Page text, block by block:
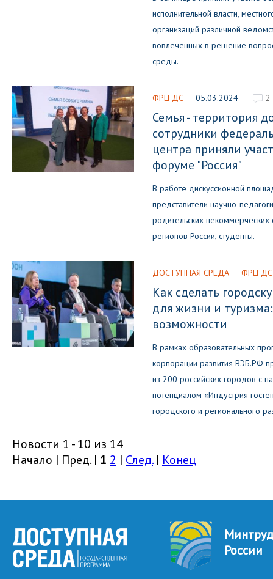
исполнительной власти,
организаций различной
вовлеченных в решение
среды.
ФРЦ ДС 05.03.2024 2
Семья - территория
сотрудники
центра приняли
форуме "Россия"
В работе дискуссионной
представители научно-
родительских некоммерческих
регионов России, студенты.
ДОСТУПНАЯ СРЕДА ФРЦ ДС
Как сделать
для жизни и
возможности
В рамках образовательных
корпорации развития ВЭБ.РФ
из 200 российских городов с
потенциалом «Индустрия
городского и регионального
Новости 1 - 10 из 14
Начало | Пред. | 1 2 | След.| Конец
Минтруд
России